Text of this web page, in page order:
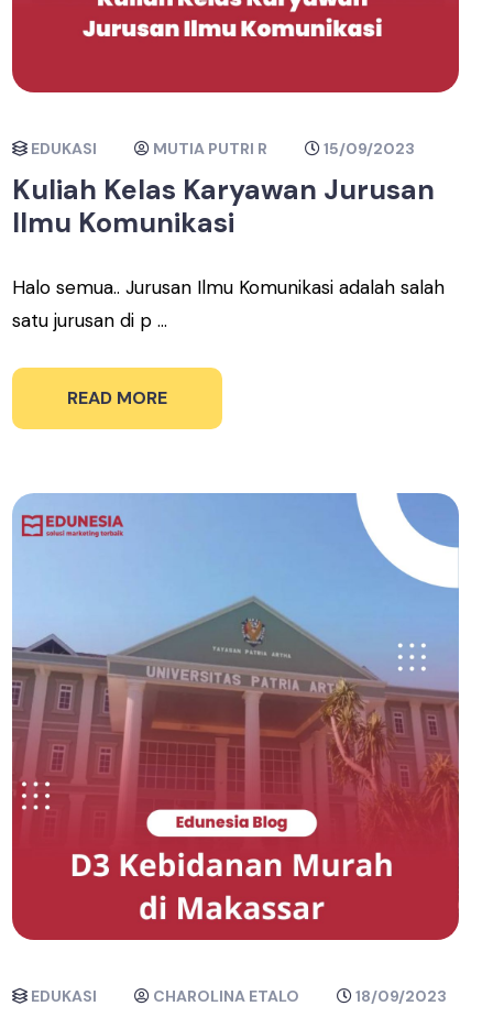
EDUKASI MUTIA PUTRI R 15/09/2023
Kuliah Kelas Karyawan Jurusan
Ilmu Komunikasi
Halo semua.. Jurusan Ilmu Komunikasi adalah salah
satu jurusan di p ...
READ MORE
EDUKASI CHAROLINA ETALO 18/09/2023